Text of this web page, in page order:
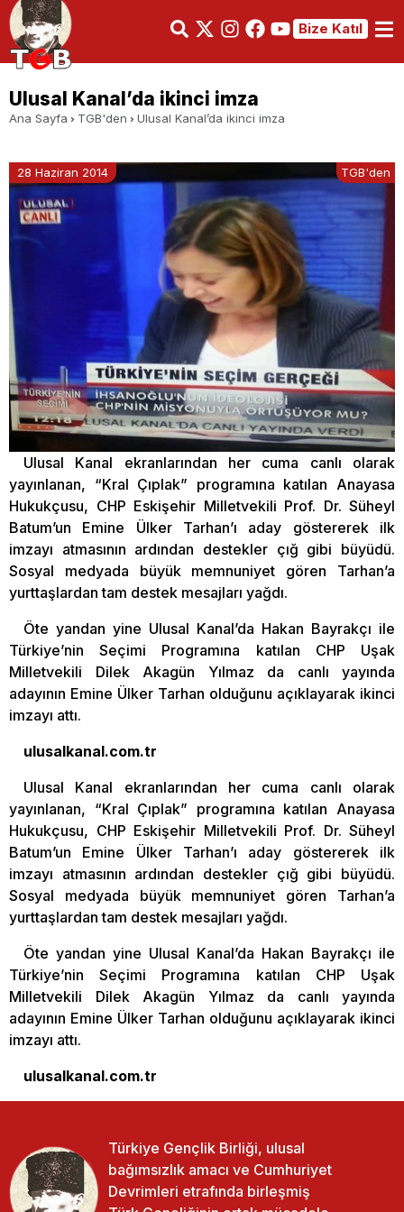
Bize Katıl
Ulusal Kanal’da ikinci imza
Ana Sayfa TGB'den Ulusal Kanal’da ikinci imza
28 Haziran 2014 TGB'den
Ulusal Kanal ekranlarından her cuma canlı olarak
yayınlanan, “Kral Çıplak” programına katılan Anayasa
Hukukçusu, CHP Eskişehir Milletvekili Prof. Dr. Süheyl
Batum’un Emine Ülker Tarhan’ı aday göstererek ilk
imzayı atmasının ardından destekler çığ gibi büyüdü.
Sosyal medyada büyük memnuniyet gören Tarhan’a
yurttaşlardan tam destek mesajları yağdı.
Öte yandan yine Ulusal Kanal’da Hakan Bayrakçı ile
Türkiye’nin Seçimi Programına katılan CHP Uşak
Milletvekili Dilek Akagün Yılmaz da canlı yayında
adayının Emine Ülker Tarhan olduğunu açıklayarak ikinci
imzayı attı.
ulusalkanal.com.tr
Ulusal Kanal ekranlarından her cuma canlı olarak
yayınlanan, “Kral Çıplak” programına katılan Anayasa
Hukukçusu, CHP Eskişehir Milletvekili Prof. Dr. Süheyl
Batum’un Emine Ülker Tarhan’ı aday göstererek ilk
imzayı atmasının ardından destekler çığ gibi büyüdü.
Sosyal medyada büyük memnuniyet gören Tarhan’a
yurttaşlardan tam destek mesajları yağdı.
Öte yandan yine Ulusal Kanal’da Hakan Bayrakçı ile
Türkiye’nin Seçimi Programına katılan CHP Uşak
Milletvekili Dilek Akagün Yılmaz da canlı yayında
adayının Emine Ülker Tarhan olduğunu açıklayarak ikinci
imzayı attı.
ulusalkanal.com.tr
Türkiye Gençlik Birliği, ulusal
bağımsızlık amacı ve Cumhuriyet
Devrimleri etrafında birleşmiş